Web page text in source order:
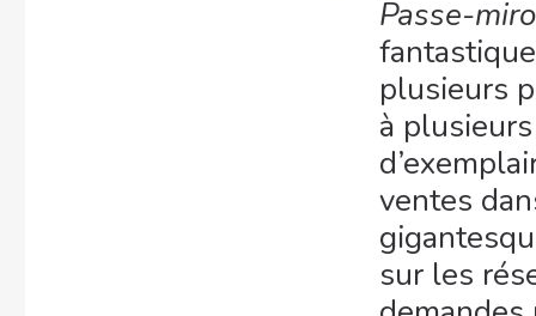
Passe-
plusieurs
à
ventes
sur les